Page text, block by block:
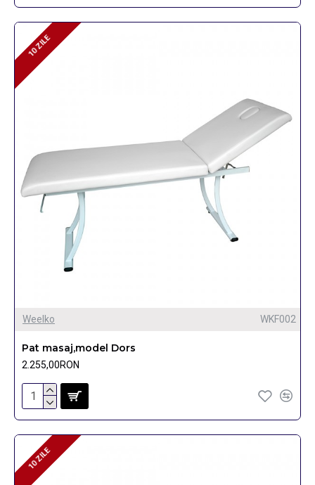
10 ZILE
10 ZILE
Weelko WKF002
Pat masaj,model Dors
2.255,00RON
10 ZILE
10 ZILE